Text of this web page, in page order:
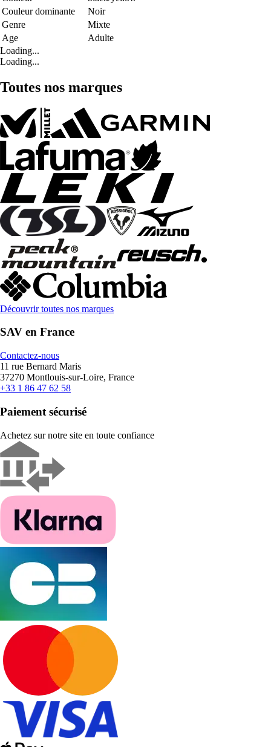
Couleur dominante
Noir
Genre
Mixte
Age
Adulte
Loading...
Loading...
Toutes nos marques
Découvrir toutes nos marques
SAV en France
Contactez-nous
11 rue Bernard Maris
37270 Montlouis-sur-Loire, France
+33 1 86 47 62 58
Paiement sécurisé
Achetez sur notre site en toute confiance